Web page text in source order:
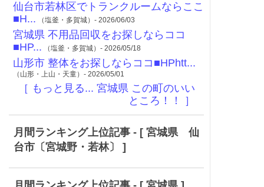
仙台市若林区でトランクルームならここ
■H... （塩釜・多賀城）- 2026/06/03
宮城県 不用品回収をお探しならココ
■HP... （塩釜・多賀城）- 2026/05/18
山形市 整体をお探しならココ■HPhtt...
（山形・上山・天童）- 2026/05/01
［ もっと見る... 宮城県 この町のいい
ところ！！ ］
月間ランキング上位記事 - [ 宮城県 仙
台市〔宮城野・若林〕 ]